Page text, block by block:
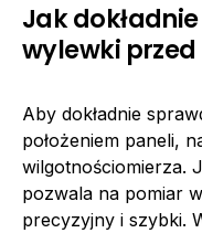
Jak
wylewki przed
Aby dokładnie
położeniem paneli,
wilgotnościomierza.
pozwala na pomiar
precyzyjny i szybki.